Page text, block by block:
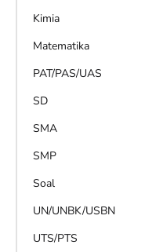
Kimia
Matematika
PAT/PAS/UAS
SD
SMA
SMP
Soal
UN/UNBK/USBN
UTS/PTS